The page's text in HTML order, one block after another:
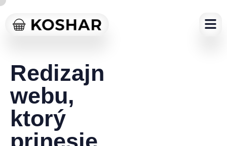
Redizajn
webu,
ktorý